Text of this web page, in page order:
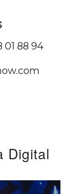
01 88 94
Digital